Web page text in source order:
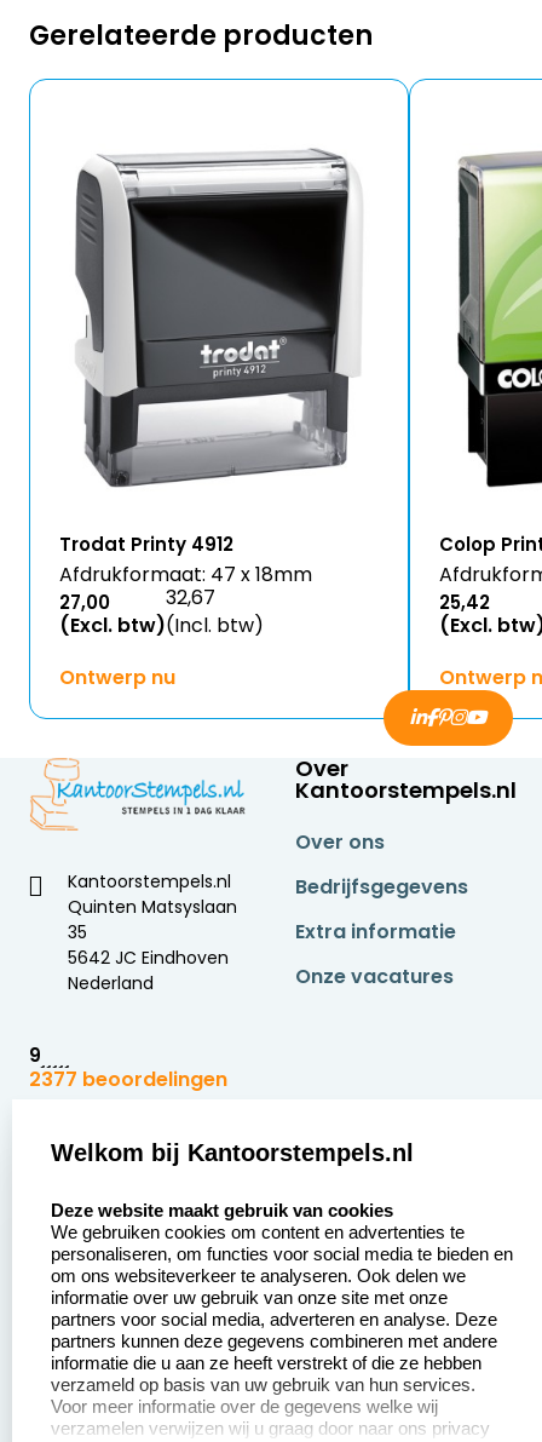
Gerelateerde producten
Trodat Printy 4912
Afdrukformaat: 47 x 18mm
27,00
(Excl. btw)
32,67
(Incl. btw)
Ontwerp nu
Colop
25,42
(Excl.
Ontwerp
Kantoorstempels.nl
Quinten Matsyslaan
35
5642 JC Eindhoven
Nederland
9
2377 beoordelingen
Over
Kantoorstempels.nl
Over ons
Bedrijfsgegevens
Extra informatie
Onze vacatures
Zakelijk:
Aanvraag op maat
Betaling &
Verzending
Wederverkoper
worden
Sale
Klantenservice:
Contact opnemen
Veel gestelde vragen
Retourneren
Herroepingsrecht
Welkom bij Kantoorstempels.nl
Deze website maakt gebruik van cookies
We gebruiken cookies om content en advertenties te
personaliseren, om functies voor social media te bieden en
om ons websiteverkeer te analyseren. Ook delen we
informatie over uw gebruik van onze site met onze
partners voor social media, adverteren en analyse. Deze
partners kunnen deze gegevens combineren met andere
informatie die u aan ze heeft verstrekt of die ze hebben
verzameld op basis van uw gebruik van hun services.
Voor meer informatie over de gegevens welke wij
verzamelen verwijzen wij u graag door naar ons privacy